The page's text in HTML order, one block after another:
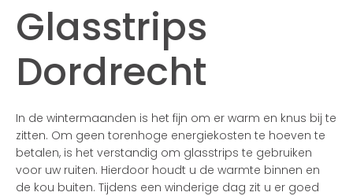
Glasstrips
Dordrecht
In de wintermaanden is het fijn om er warm en knus bij te
zitten. Om geen torenhoge energiekosten te hoeven te
betalen, is het verstandig om glasstrips te gebruiken
voor uw ruiten. Hierdoor houdt u de warmte binnen en
de kou buiten. Tijdens een winderige dag zit u er goed